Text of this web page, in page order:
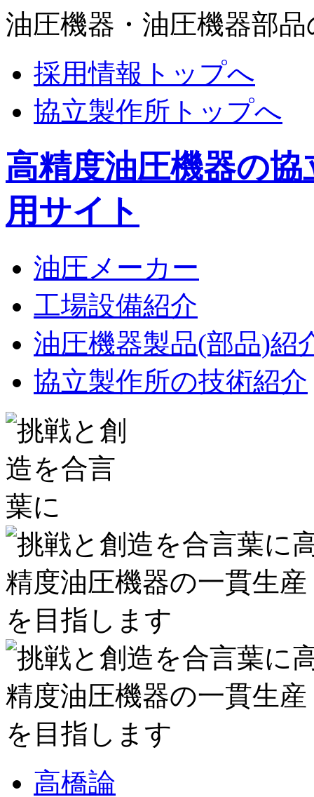
油圧機器・油圧機器部
採用情報トップへ
協立製作所トップへ
高精度油圧機器の
用サイト
油圧メーカー
工場設備紹介
油圧機器製品(部品)紹
協立製作所の技術紹介
高橋論